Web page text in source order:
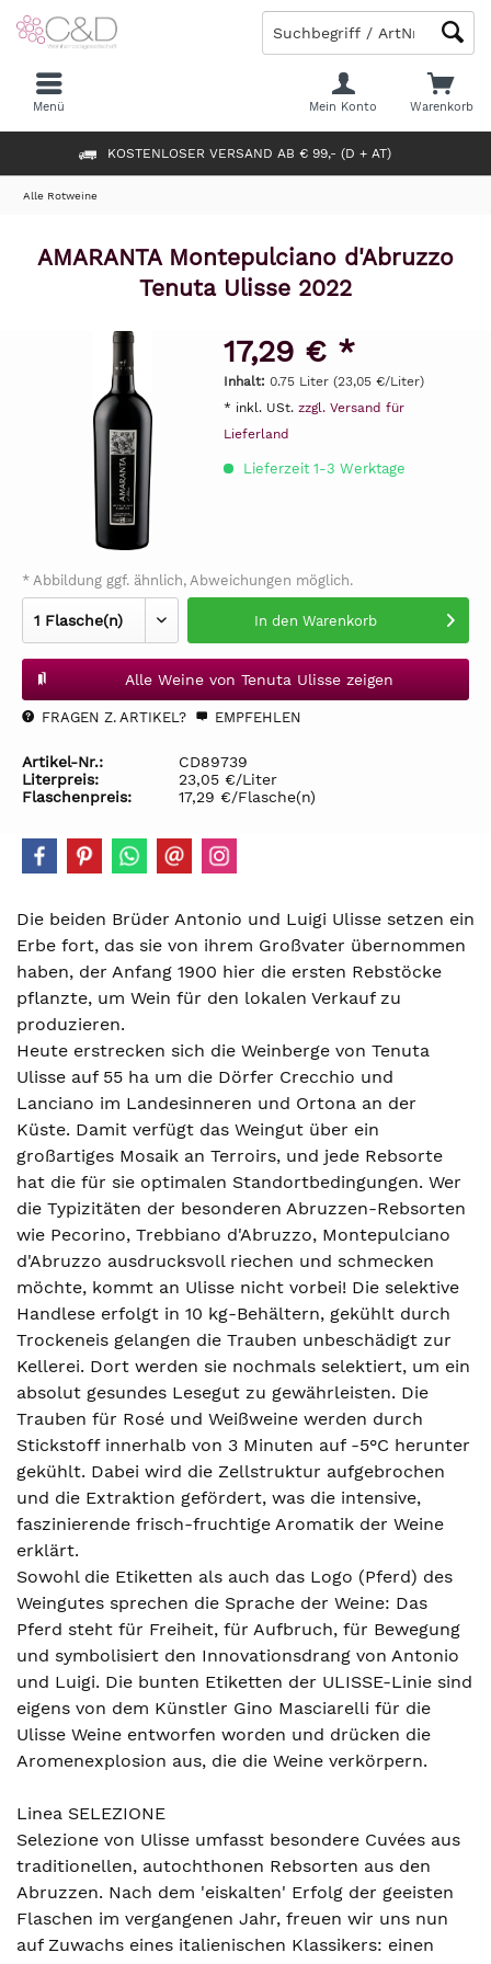
KOSTENLOSER VERSAND AB € 99,- (D + AT)
Warenkorb
Mein Konto
Menü
Alle Rotweine
AMARANTA Montepulciano d'Abruzzo
Tenuta Ulisse 2022
17,29 € *
Inhalt: 0.75 Liter (23,05 €/Liter)
* inkl. USt. zzgl. Versand für
Lieferland
Lieferzeit 1-3 Werktage
* Abbildung ggf. ähnlich, Abweichungen möglich.
In den Warenkorb
Alle Weine von Tenuta Ulisse zeigen
FRAGEN Z. ARTIKEL? EMPFEHLEN
Artikel-Nr.:
CD89739
Literpreis:
23,05 €/Liter
Flaschenpreis:
17,29 €/Flasche(n)
Die beiden Brüder Antonio und Luigi Ulisse setzen ein
Erbe fort, das sie von ihrem Großvater übernommen
haben, der Anfang 1900 hier die ersten Rebstöcke
pflanzte, um Wein für den lokalen Verkauf zu
produzieren.
Heute erstrecken sich die Weinberge von Tenuta
Ulisse auf 55 ha um die Dörfer Crecchio und
Lanciano im Landesinneren und Ortona an der
Küste. Damit verfügt das Weingut über ein
großartiges Mosaik an Terroirs, und jede Rebsorte
hat die für sie optimalen Standortbedingungen. Wer
die Typizitäten der besonderen Abruzzen-Rebsorten
wie Pecorino, Trebbiano d'Abruzzo, Montepulciano
d'Abruzzo ausdrucksvoll riechen und schmecken
möchte, kommt an Ulisse nicht vorbei! Die selektive
Handlese erfolgt in 10 kg-Behältern, gekühlt durch
Trockeneis gelangen die Trauben unbeschädigt zur
Kellerei. Dort werden sie nochmals selektiert, um ein
absolut gesundes Lesegut zu gewährleisten. Die
Trauben für Rosé und Weißweine werden durch
Stickstoff innerhalb von 3 Minuten auf -5°C herunter
gekühlt. Dabei wird die Zellstruktur aufgebrochen
und die Extraktion gefördert, was die intensive,
faszinierende frisch-fruchtige Aromatik der Weine
erklärt.
Sowohl die Etiketten als auch das Logo (Pferd) des
Weingutes sprechen die Sprache der Weine: Das
Pferd steht für Freiheit, für Aufbruch, für Bewegung
und symbolisiert den Innovationsdrang von Antonio
und Luigi. Die bunten Etiketten der ULISSE-Linie sind
eigens von dem Künstler Gino Masciarelli für die
Ulisse Weine entworfen worden und drücken die
Aromenexplosion aus, die die Weine verkörpern.
Linea SELEZIONE
Selezione von Ulisse umfasst besondere Cuvées aus
traditionellen, autochthonen Rebsorten aus den
Abruzzen. Nach dem 'eiskalten' Erfolg der geeisten
Flaschen im vergangenen Jahr, freuen wir uns nun
auf Zuwachs eines italienischen Klassikers: einen